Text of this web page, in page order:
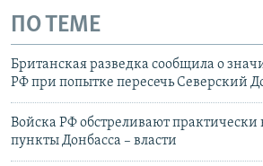
ПО ТЕМЕ
Британская разведка сообщила о
РФ при попытке пересечь Северский
Войска РФ обстреливают практически
пункты Донбасса – власти